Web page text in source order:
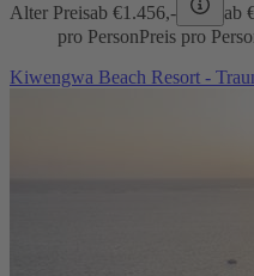
Alter Preisab €1.456,- ab
pro PersonPreis pro
Kiwengwa Beach Resort -